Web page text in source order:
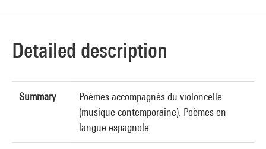
Detailed description
Summary
Poèmes accompagnés du violoncelle
(musique contemporaine). Poèmes en
langue espagnole.